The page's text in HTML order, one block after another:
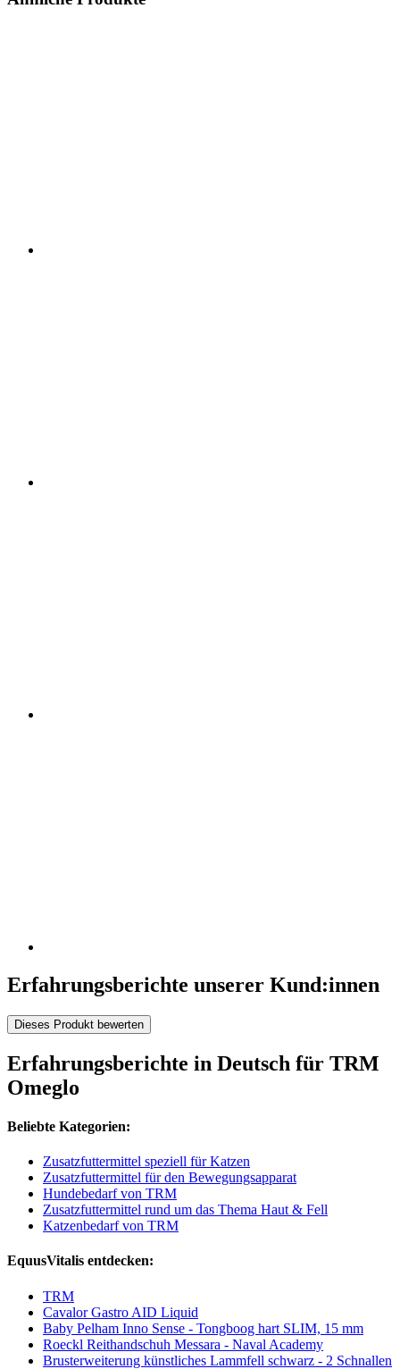
Erfahrungsberichte unserer Kund:innen
Dieses Produkt bewerten
Erfahrungsberichte in Deutsch für TRM
Omeglo
Beliebte Kategorien:
Zusatzfuttermittel speziell für Katzen
Zusatzfuttermittel für den Bewegungsapparat
Hundebedarf von TRM
Zusatzfuttermittel rund um das Thema Haut & Fell
Katzenbedarf von TRM
EquusVitalis entdecken:
TRM
Cavalor Gastro AID Liquid
Baby Pelham Inno Sense - Tongboog hart SLIM, 15 mm
Roeckl Reithandschuh Messara - Naval Academy
Brusterweiterung künstliches Lammfell schwarz - 2 Schnallen